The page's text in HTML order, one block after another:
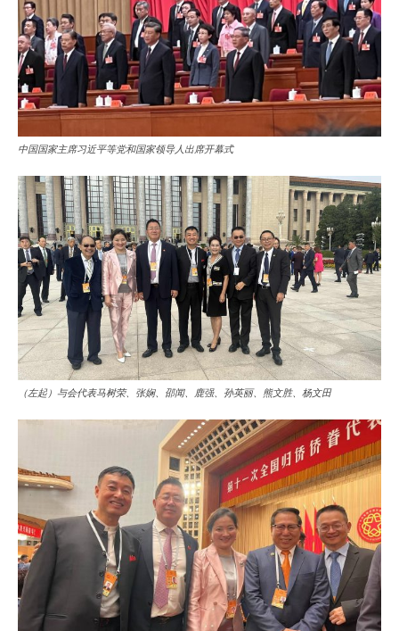
中国国家主席习近平等党和国家领导人出席开幕式
（左起）与会代表马树荣、张娴、邵闻、鹿强、孙英丽、熊文胜、杨文田